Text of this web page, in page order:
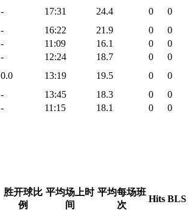
- 17:31 24.4 0
0
- 16:22 21.9 0
0
- 11:09 16.1 0
0
- 12:24 18.7 0
0
0.0 13:19 19.5 0
0
- 13:45 18.3 0
0
- 11:15 18.1 0
0
胜开球比
例
平均场上时
间
平均每场班
次
Hits BLS